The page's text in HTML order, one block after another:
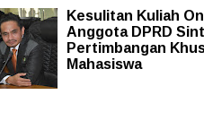
Kesulitan Kuliah
Anggota DPRD
Pertimbangan
Mahasiswa